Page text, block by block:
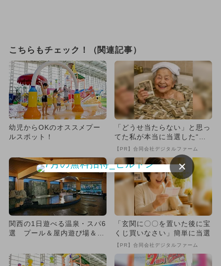
こちらもチェック！（関連記事）
幼児からOKのオススメプー
ルスポット！
「どうせ当たらない」と思っ
てた私が本当に当選した“買
い方”がこれ
【PR】合同会社デジタルファーム
関西の1日遊べる温泉・スパ6
選 プール＆屋内遊び場＆宿
「玄関に〇〇を置いた後に宝
くじ買いなさい」簡単に当選
【PR】合同会社デジタルファーム
×